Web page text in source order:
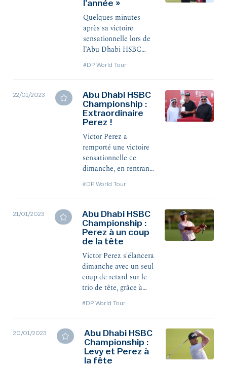
qui s’ouvre pour le
Tarbais.
l’année »
Quelques minutes
après sa victoire
sensationnelle lors de
l’Abu Dhabi HSBC
conférence de presse,
sur ce dimanche
incroyable, et les
perspectives que cela
peut lui ouvrir cette
saison. Extraits.
#DP World Tour
22/01/2023
Abu Dhabi HSBC
Championship :
Extraordinaire
Perez !
Victor Perez a
remporté une victoire
sensationnelle ce
dimanche, en rentrant
Tarbais s’impose pour
la troisième fois sur le
DP World Tour, et
surtout pour la
première fois en Rolex
Series, où il devient le
premier Français titré.
Énorme !
#DP World Tour
21/01/2023
Abu Dhabi HSBC
Championship :
Perez à un coup
de la tête
Victor Perez s'élancera
dimanche avec un seul
coup de retard sur le
trio de tête, grâce à
tour. Avec le même
score ce samedi,
Antoine Rozner est
également toujours
placé, en 7e position à
#DP World Tour
20/01/2023
Abu Dhabi HSBC
Championship :
Levy et Perez à
la fête